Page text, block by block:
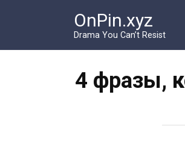
OnPin.xyz
Drama You Can’t Resist
4 фразы,